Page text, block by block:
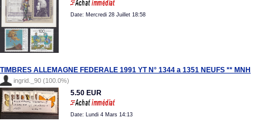
Date: Mercredi 28 Juillet 18:58
TIMBRES ALLEMAGNE FEDERALE 1991 YT N° 1344 a 1351 NEUFS ** MNH
ingrid._90 (100.0%)
5.50 EUR
Date: Lundi 4 Mars 14:13